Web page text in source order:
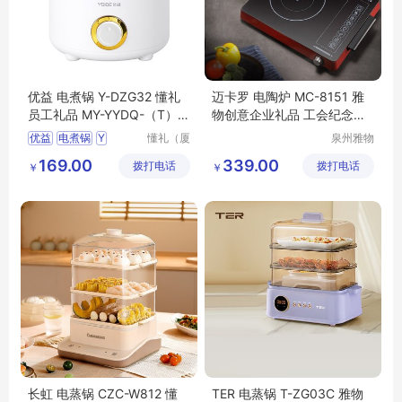
优益 电煮锅 Y-DZG32 懂礼
员工礼品 MY-YYDQ-（T）-
37
优益 电煮锅 Y
MY
YYDQ
懂礼（厦
链有限公
￥ 169.00 拨打电话
迈卡罗 电陶炉 MC-8151 雅
物创意企业礼品 工会纪念礼
泉州雅物
公司
￥ 339.00 拨打电话
长虹 电蒸锅 CZC-W812 懂 TER 电蒸锅 T-ZG03C 雅物